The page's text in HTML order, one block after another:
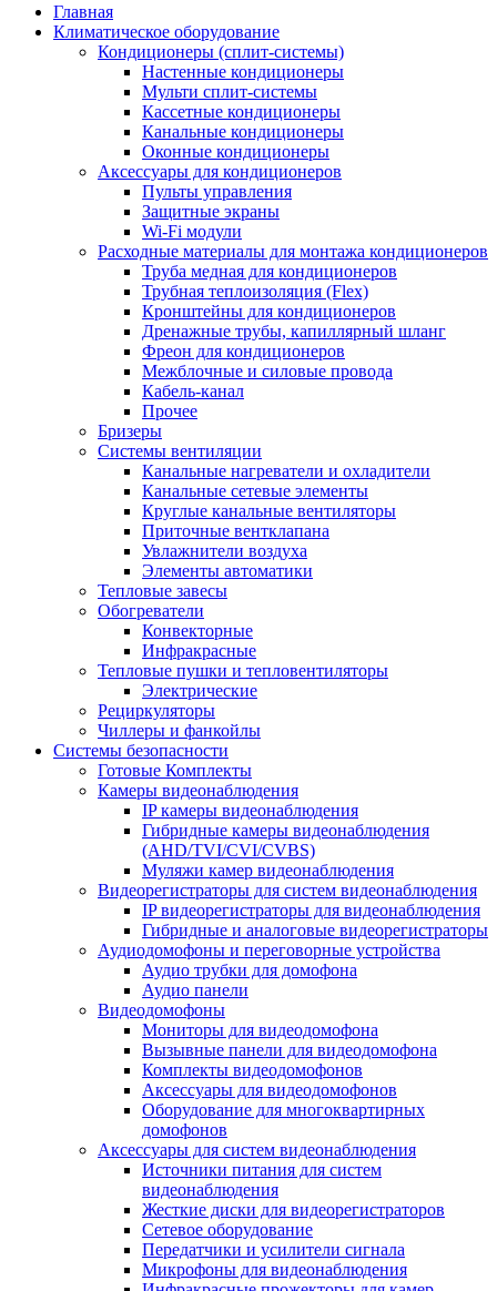
Главная
Климатическое оборудование
Кондиционеры (сплит-системы)
Настенные кондиционеры
Мульти сплит-системы
Кассетные кондиционеры
Канальные кондиционеры
Оконные кондиционеры
Аксессуары для кондиционеров
Пульты управления
Защитные экраны
Wi-Fi модули
Расходные материалы для монтажа кондиционеров
Труба медная для кондиционеров
Трубная теплоизоляция (Flex)
Кронштейны для кондиционеров
Дренажные трубы, капиллярный шланг
Фреон для кондиционеров
Межблочные и силовые провода
Кабель-канал
Прочее
Бризеры
Системы вентиляции
Канальные нагреватели и охладители
Канальные сетевые элементы
Круглые канальные вентиляторы
Приточные вентклапана
Увлажнители воздуха
Элементы автоматики
Тепловые завесы
Обогреватели
Конвекторные
Инфракрасные
Тепловые пушки и тепловентиляторы
Электрические
Рециркуляторы
Чиллеры и фанкойлы
Системы безопасности
Готовые Комплекты
Камеры видеонаблюдения
IP камеры видеонаблюдения
Гибридные камеры видеонаблюдения
(AHD/TVI/CVI/CVBS)
Муляжи камер видеонаблюдения
Видеорегистраторы для систем видеонаблюдения
IP видеорегистраторы для видеонаблюдения
Гибридные и аналоговые видеорегистраторы
Аудиодомофоны и переговорные устройства
Аудио трубки для домофона
Аудио панели
Видеодомофоны
Мониторы для видеодомофона
Вызывные панели для видеодомофона
Комплекты видеодомофонов
Аксессуары для видеодомофонов
Оборудование для многоквартирных
домофонов
Аксессуары для систем видеонаблюдения
Источники питания для систем
видеонаблюдения
Жесткие диски для видеорегистраторов
Сетевое оборудование
Передатчики и усилители сигнала
Микрофоны для видеонаблюдения